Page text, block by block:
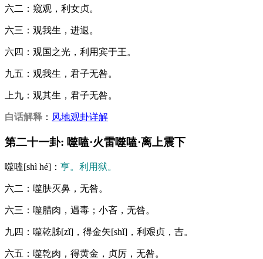
六二：窥观，利女贞。
六三：观我生，进退。
六四：观国之光，利用宾于王。
九五：观我生，君子无咎。
上九：观其生，君子无咎。
白话解释 ： 风地观卦详解
第二十一卦: 噬嗑·火雷噬嗑·离上震下
噬嗑[shì hé]： 亨。利用狱。
六二：噬肤灭鼻，无咎。
六三：噬腊肉，遇毒；小吝，无咎。
九四：噬乾胏[zǐ]，得金矢[shǐ]，利艰贞，吉。
六五：噬乾肉，得黄金，贞厉，无咎。